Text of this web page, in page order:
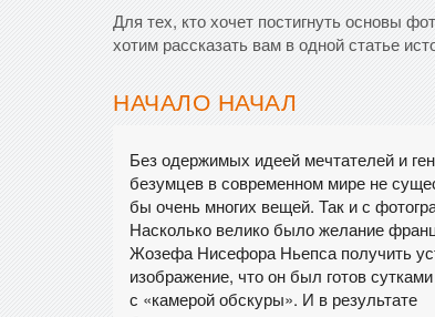
Для тех, кто хочет постигнуть основы
хотим рассказать вам в одной статье
НАЧАЛО НАЧАЛ
Без одержимых идеей мечтателей и
безумцев в современном мире не
бы очень многих вещей. Так и с
Насколько велико было желание
Жозефа Нисефора Ньепса получить
изображение, что он был готов
с «камерой обскуры». И в результате